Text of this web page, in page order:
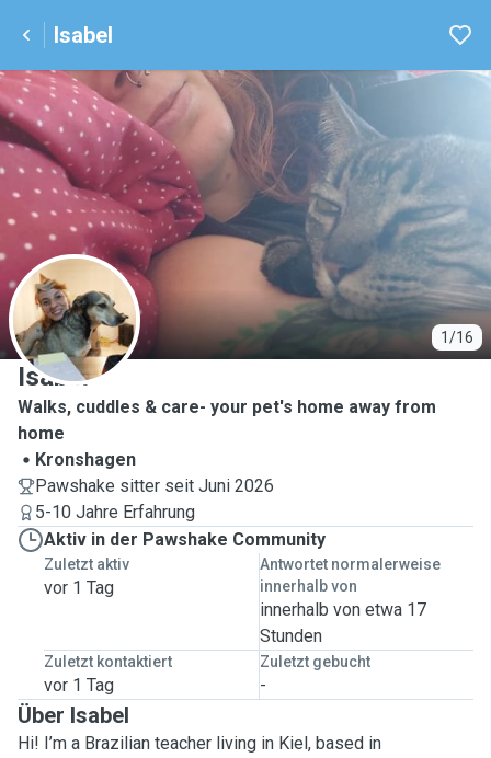
Isabel
1/16
I
Isabel
Walks, cuddles & care- your pet's home away from
home
Kronshagen
Pawshake sitter seit Juni 2026
5-10 Jahre Erfahrung
Aktiv in der Pawshake Community
Zuletzt aktiv
vor 1 Tag
Antwortet normalerweise
innerhalb von
innerhalb von etwa 17
Stunden
Zuletzt kontaktiert
vor 1 Tag
Zuletzt gebucht
-
Über Isabel
Hi! I’m a Brazilian teacher living in Kiel, based in